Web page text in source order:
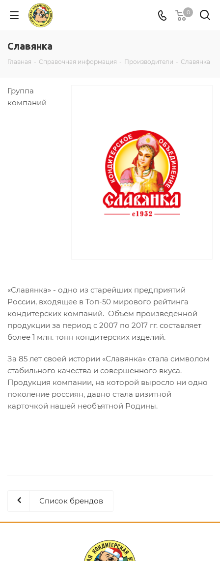
0
Славянка
Главная - Справочная информация - Производители - Славянка
Группа
компаний
«Славянка» - одно из старейших предприятий
России, входящее в Топ-50 мирового рейтинга
кондитерских компаний. Объем произведенной
продукции за период с 2007 по 2017 гг. составляет
более 1 млн. тонн кондитерских изделий.
За 85 лет своей истории «Славянка» стала символом
стабильного качества и совершенного вкуса.
Продукция компании, на которой выросло ни одно
поколение россиян, давно стала визитной
карточкой нашей необъятной Родины.
Список брендов